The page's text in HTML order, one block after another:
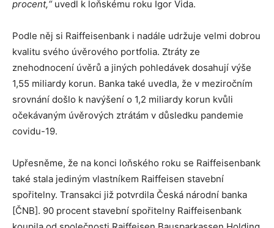
procent,“ uvedl k loňskému roku Igor Vida.
Podle něj si Raiffeisenbank i nadále udržuje velmi dobrou
kvalitu svého úvěrového portfolia. Ztráty ze
znehodnocení úvěrů a jiných pohledávek dosahují výše
1,55 miliardy korun. Banka také uvedla, že v meziročním
srovnání došlo k navýšení o 1,2 miliardy korun kvůli
očekávaným úvěrových ztrátám v důsledku pandemie
covidu-19.
Upřesněme, že na konci loňského roku se Raiffeisenbank
také stala jediným vlastníkem Raiffeisen stavební
spořitelny. Transakci již potvrdila Česká národní banka
[ČNB]. 90 procent stavební spořitelny Raiffeisenbank